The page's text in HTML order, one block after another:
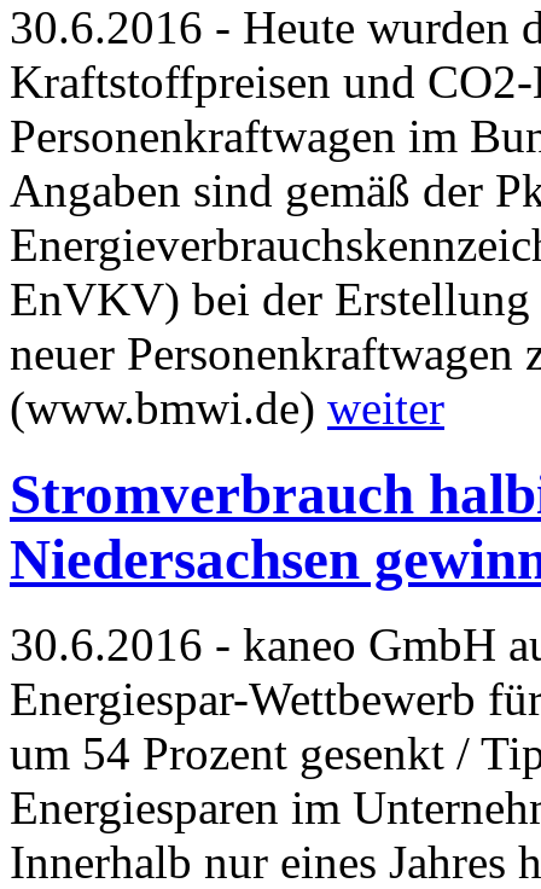
30.6.2016 - Heute wurden
Kraftstoffpreisen und
Personenkraftwagen im
Angaben sind gemäß der
EnVKV) bei der Erstellung
neuer Personenkraftwagen
(www.bmwi.de) weiter
Stromverbrauch
Niedersachsen
30.6.2016 - kaneo GmbH
Energiespar-Wettbewerb
um 54 Prozent gesenkt /
Energiesparen im
Innerhalb nur eines Jahres